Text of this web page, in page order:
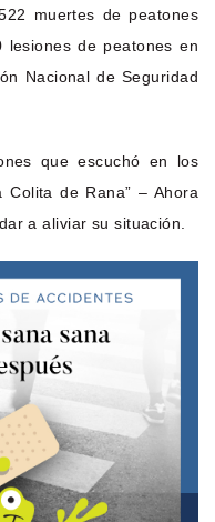
muertes de peatones
de peatones en
Nacional de Seguridad
que escuchó en los
Colita de Rana” – Ahora
a aliviar su situación.